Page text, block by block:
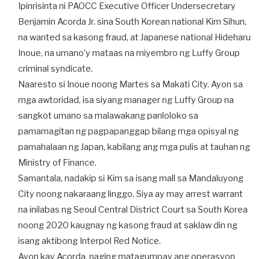
Ipinrisinta ni PAOCC Executive Officer Undersecretary
Benjamin Acorda Jr. sina South Korean national Kim Sihun,
na wanted sa kasong fraud, at Japanese national Hideharu
Inoue, na umano’y mataas na miyembro ng Luffy Group
criminal syndicate.
Naaresto si Inoue noong Martes sa Makati City. Ayon sa
mga awtoridad, isa siyang manager ng Luffy Group na
sangkot umano sa malawakang panloloko sa
pamamagitan ng pagpapanggap bilang mga opisyal ng
pamahalaan ng Japan, kabilang ang mga pulis at tauhan ng
Ministry of Finance.
Samantala, nadakip si Kim sa isang mall sa Mandaluyong
City noong nakaraang linggo. Siya ay may arrest warrant
na inilabas ng Seoul Central District Court sa South Korea
noong 2020 kaugnay ng kasong fraud at saklaw din ng
isang aktibong Interpol Red Notice.
Ayon kay Acorda, naging matagumpay ang operasyon